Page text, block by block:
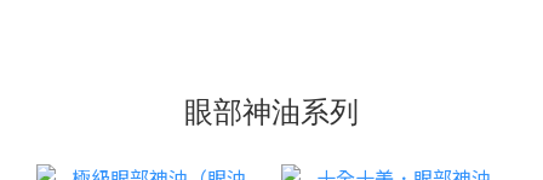
眼部神油系列